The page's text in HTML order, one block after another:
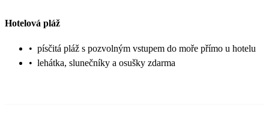
Hotelová pláž
• písčitá pláž s pozvolným vstupem do moře přímo u hotelu
• lehátka, slunečníky a osušky zdarma